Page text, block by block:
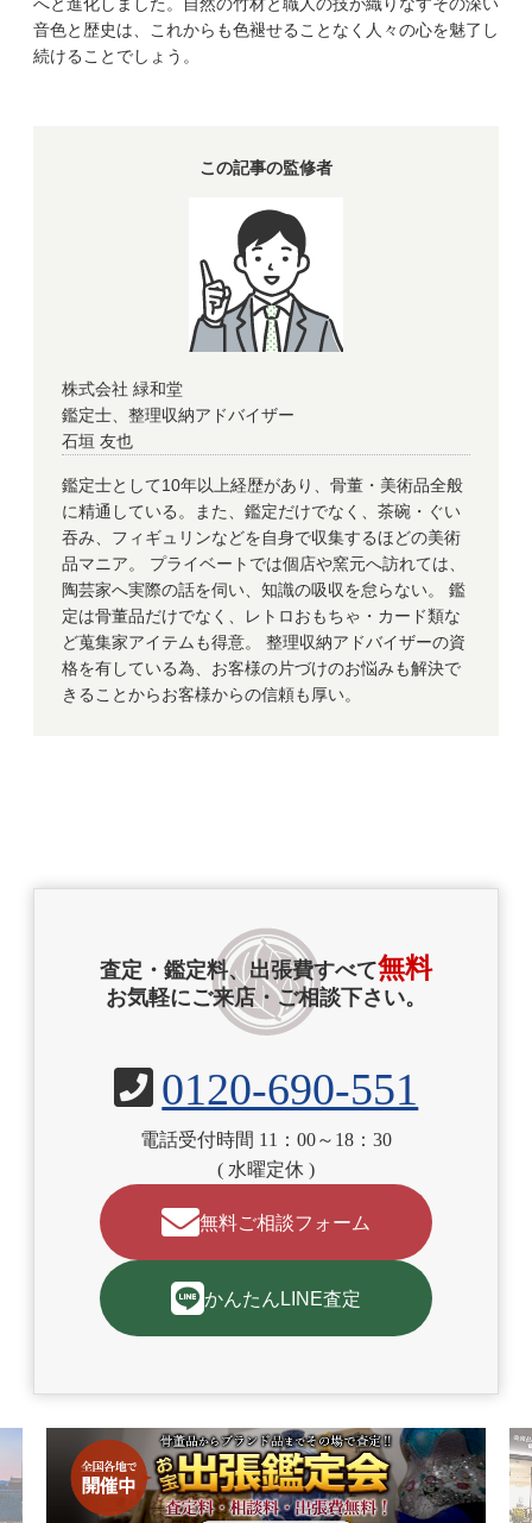
音色と歴史は、これからも色褪せることなく人々の心を魅了し
続けることでしょう。
この記事の監修者
株式会社 緑和堂
鑑定士、整理収納アドバイザー
石垣 友也
鑑定士として10年以上経歴があり、骨董・美術品全般
に精通している。また、鑑定だけでなく、茶碗・ぐい
吞み、フィギュリンなどを自身で収集するほどの美術
品マニア。 プライベートでは個店や窯元へ訪れては、
陶芸家へ実際の話を伺い、知識の吸収を怠らない。 鑑
定は骨董品だけでなく、レトロおもちゃ・カード類な
ど蒐集家アイテムも得意。 整理収納アドバイザーの資
格を有している為、お客様の片づけのお悩みも解決で
きることからお客様からの信頼も厚い。
査定・鑑定料、出張費すべて無料
お気軽にご来店・ご相談下さい。
0120-690-551
電話受付時間 11：00～18：30
( 水曜定休 )
無料ご相談フォーム
かんたんLINE査定